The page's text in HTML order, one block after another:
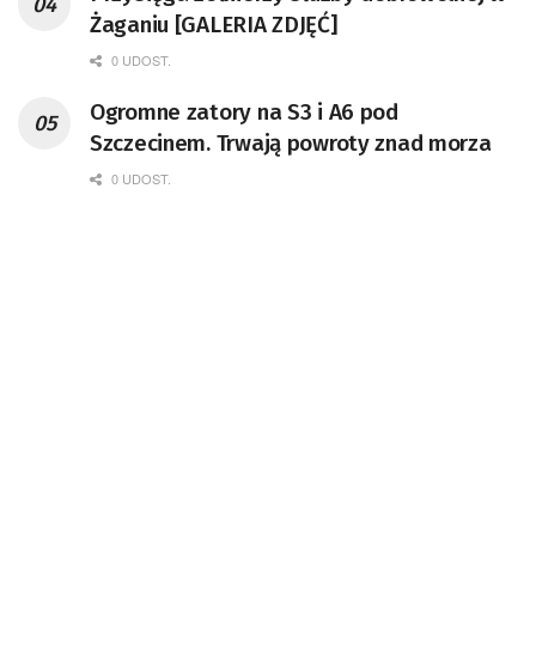
Żaganiu [GALERIA ZDJĘĆ]
0 UDOST.
Ogromne zatory na S3 i A6 pod
Szczecinem. Trwają powroty znad morza
0 UDOST.